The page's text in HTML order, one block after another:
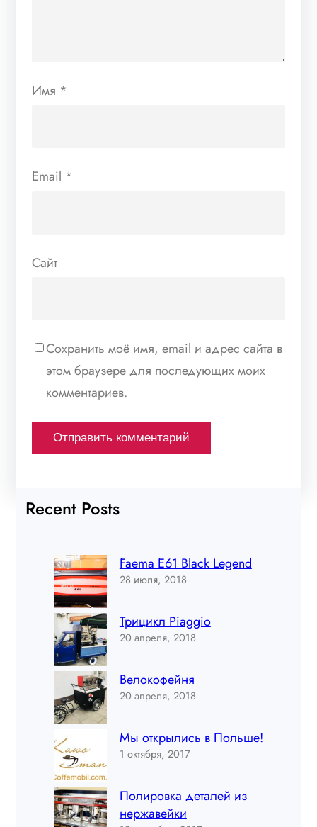
Имя *
Email *
Сайт
Сохранить моё имя, email и адрес сайта в
этом браузере для последующих моих
комментариев.
Recent Posts
Faema E61 Black Legend
28 июля, 2018
Трицикл Piaggio
20 апреля, 2018
Велокофейня
20 апреля, 2018
Мы открылись в Польше!
1 октября, 2017
Полировка деталей из
нержавейки